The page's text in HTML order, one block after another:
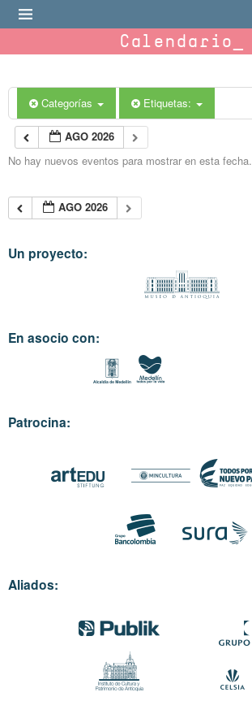
Calendario
Categorías Etiquetas:
AGO 2026
No hay nuevos eventos para mostrar en esta fecha.
AGO 2026
Un proyecto:
En asocio con:
Patrocina:
Aliados: